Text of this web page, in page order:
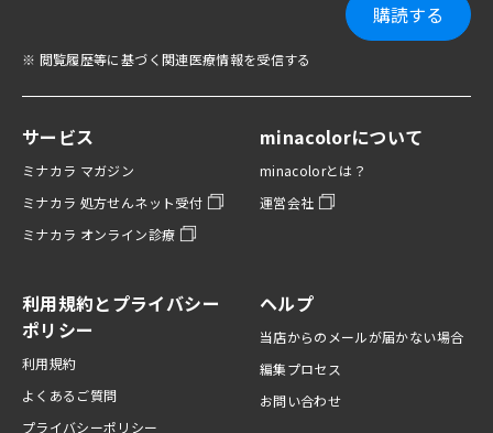
購読する
※ 閲覧履歴等に基づく関連医療情報を受信する
サービス
ミナカラ マガジン
ミナカラ 処方せんネット受付
ミナカラ オンライン診療
minacolorについて
minacolorとは？
運営会社
利用規約とプライバシー
ポリシー
利用規約
よくあるご質問
プライバシーポリシー
ヘルプ
当店からのメールが届かない場合
編集プロセス
お問い合わせ